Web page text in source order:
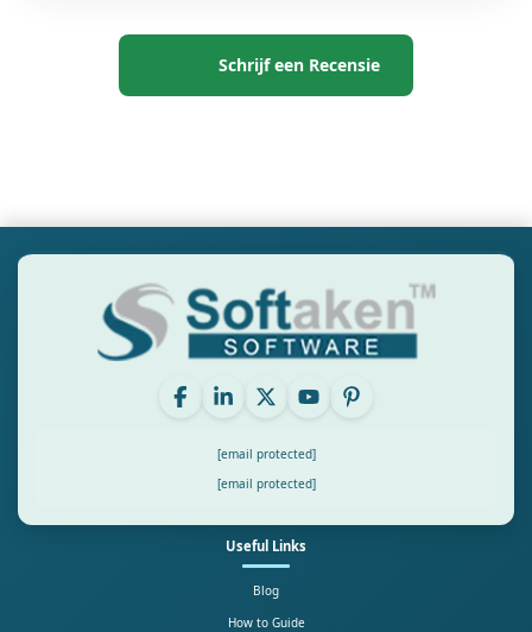
Schrijf een Recensie
[email protected]
[email protected]
Useful Links
Blog
How to Guide